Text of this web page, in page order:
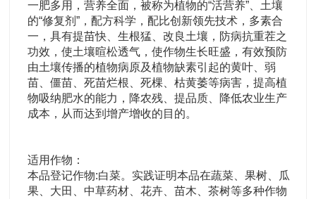
一肥多用，营养全面，被称为植物的“活营养”、土壤
的“修复剂”，配方科学，配比创新领先技术，多素合
一，具有提苗快、生根猛、改良土壤，防病抗重茬之
功效，使土壤暄松透气，使作物生长旺盛，有效预防
由土壤传播的植物病原及植物缺素引起的黄叶、弱
苗、僵苗、死苗烂根、死棵、枯黄萎等病害，提高植
物吸纳肥水的能力，降农残、提品质、降低农业生产
成本，从而达到增产增收的目的。
适用作物：
本品登记作物:白菜。实践证明本品在蔬菜、果树、瓜
果、大田、中草药材、花卉、苗木、茶树等多种作物